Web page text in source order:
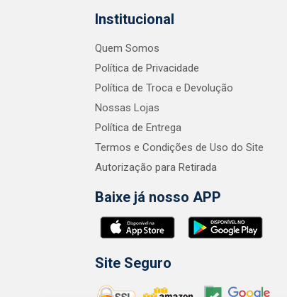
Institucional
Quem Somos
Política de Privacidade
Política de Troca e Devolução
Nossas Lojas
Política de Entrega
Termos e Condições de Uso do Site
Autorização para Retirada
Baixe já nosso APP
Site Seguro